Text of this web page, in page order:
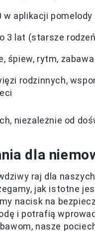
w aplikacji pomelody
3 lat (starsze
śpiew, rytm, zabawa
rodzinnych,
niezależnie od
dla
raj dla
jak istotne
nacisk na
i potrafią
nasze